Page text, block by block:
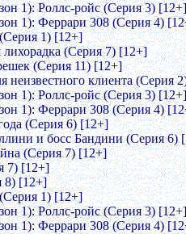
1): Роллс-ройс (Серия 3) [12+]
1): Феррари 308 (Серия 4)
1) [12+]
(Серия 7) [12+]
(Серия 11) [12+]
клиента (Серия
1): Роллс-ройс (Серия 3) [12+]
1): Феррари 308 (Серия 4)
(Серия 6) [12+]
и босс Бандини (Серия 6)
(Серия 7) [12+]
7) [12+]
8) [12+]
1) [12+]
1): Роллс-ройс (Серия 3) [12+]
1): Феррари 308 (Серия 4)